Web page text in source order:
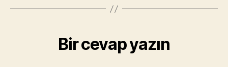
Bir cevap yazın